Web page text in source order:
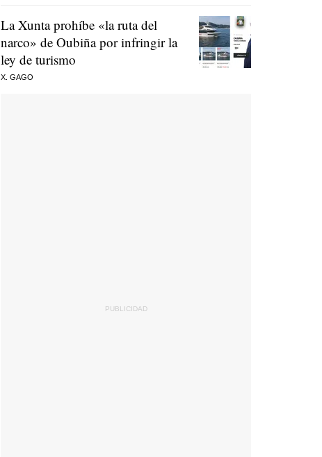
La Xunta prohíbe «la ruta del
narco» de Oubiña por infringir la
ley de turismo
X. GAGO